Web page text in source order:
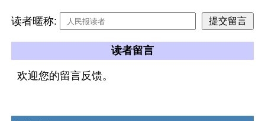
读者暱称:
读者留言
欢迎您的留言反馈。